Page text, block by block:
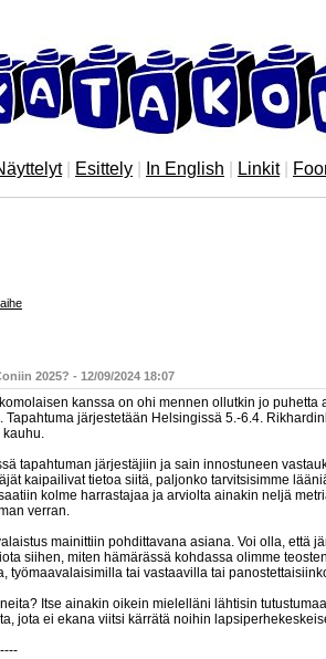
| Esittely In English Linkit|
2025? - 12/09/2024 18:07
kanssa on ohi mennen ollutkin jo
Tapahtuma järjestetään Helsingissä 5.-6.4.
kauhu.
tapahtuman järjestäjiin ja sain innostuneen
kaipailivat tietoa siitä, paljonko tarvitsisimme
kolme harrastajaa ja arviolta ainakin neljä
verran.
mainittiin pohdittavana asiana. Voi olla, että
siihen, miten hämärässä kohdassa olimme
työmaavalaisimilla tai vastaavilla tai
Itse ainakin oikein mielelläni lähtisin
jota ei ekana viitsi kärrätä noihin